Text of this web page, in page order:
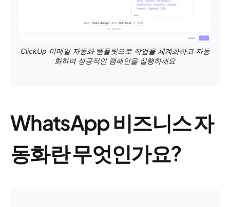
ClickUp 이메일 자동화 템플릿으로 작업을 체계화하고 자동
화하여 성공적인 캠페인을 실행하세요
WhatsApp 비즈니스 자
동화란 무엇인가요?